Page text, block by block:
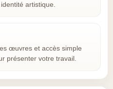
artistique.
œuvres et accès simple
présenter votre travail.